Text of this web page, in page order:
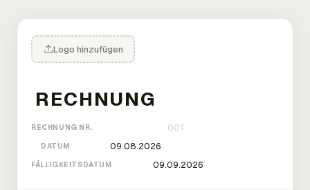
Logo hinzufügen
RECHNUNG NR.
DATUM
FÄLLIGKEITSDATUM